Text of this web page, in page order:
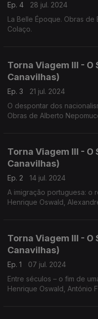
Ep. 4
28 jul. 2024
La Belle Époque. Obras
Colaço.
Torna Viagem III - O
Canavilhas)
Ep. 3
21 jul. 2024
O despontar dos
Obras de Alberto
Torna Viagem III - O
Canavilhas)
Ep. 2
14 jul. 2024
A imigração portuguesa: o
Henrique Oswald,
Torna Viagem III - O
Canavilhas)
Ep. 1
07 jul. 2024
Entre séculos – o fim de
Henrique Oswald, António